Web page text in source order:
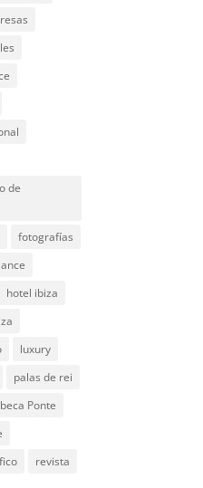
de
fotografías
hotel ibiza
luxury
palas de rei
Ponte
revista